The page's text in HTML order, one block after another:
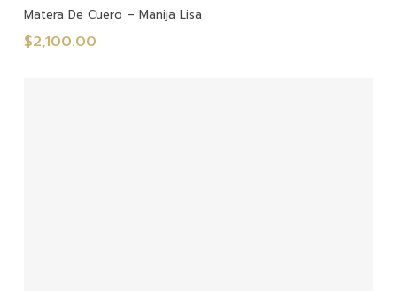
Añadir Al Carrito
Matera De Cuero – Manija Lisa
$2,100.00